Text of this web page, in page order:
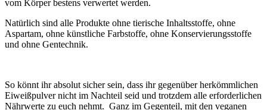
vom Körper bestens verwertet werden.
Natürlich sind alle Produkte ohne tierische Inhaltsstoffe, ohne
Aspartam, ohne künstliche Farbstoffe, ohne Konservierungsstoffe
und ohne Gentechnik.
So könnt ihr absolut sicher sein, dass ihr gegenüber herkömmlichen
Eiweißpulver nicht im Nachteil seid und trotzdem alle erforderlichen
Nährwerte zu euch nehmt. Ganz im Gegenteil, mit den veganen